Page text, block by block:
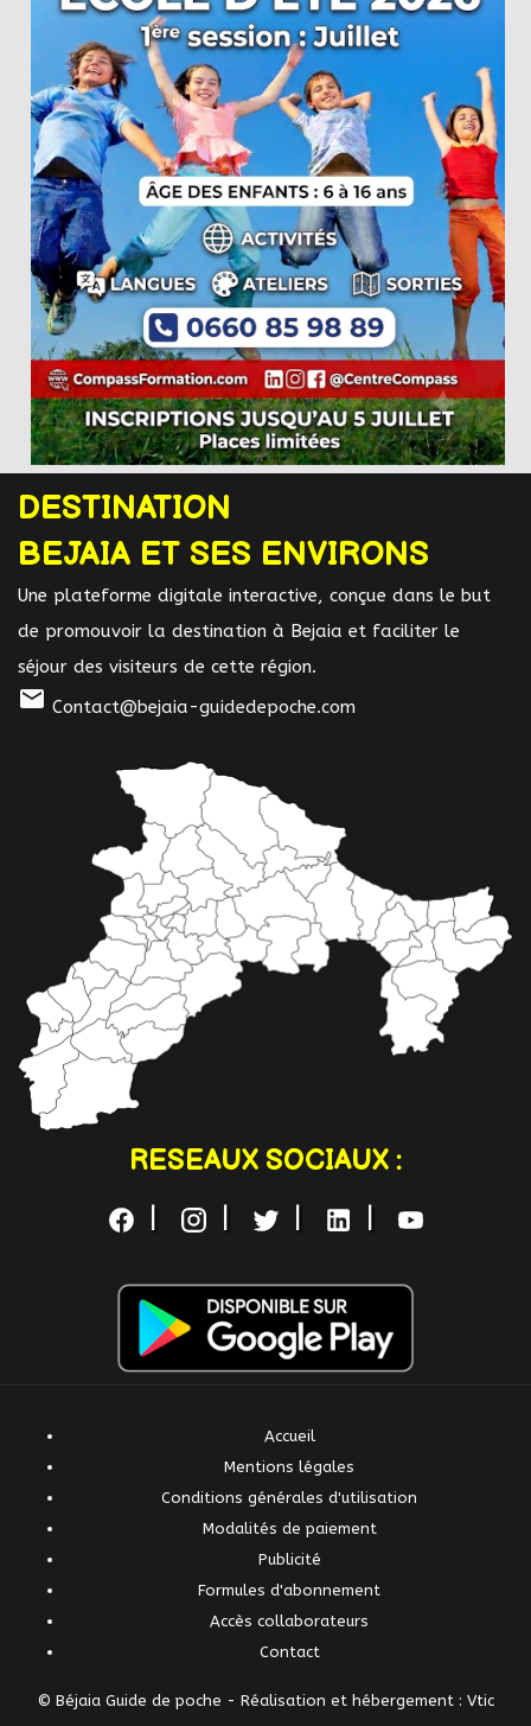
DESTINATION
BEJAIA ET SES ENVIRONS
Une plateforme digitale interactive, conçue dans le but
de promouvoir la destination à Bejaia et faciliter le
séjour des visiteurs de cette région.
mail Contact@bejaia-guidedepoche.com
RESEAUX SOCIAUX :
Accueil
Mentions légales
Conditions générales d'utilisation
Modalités de paiement
Publicité
Formules d'abonnement
Accès collaborateurs
Contact
© Béjaia Guide de poche - Réalisation et hébergement : Vtic